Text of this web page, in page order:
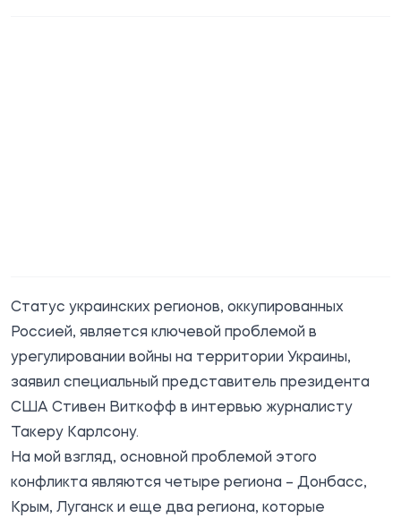
Статус украинских регионов, оккупированных
Россией, является ключевой проблемой в
урегулировании войны на территории Украины,
заявил специальный представитель президента
США Стивен Виткофф в интервью журналисту
Такеру Карлсону.
На мой взгляд, основной проблемой этого
конфликта являются четыре региона – Донбасс,
Крым, Луганск и еще два региона, которые